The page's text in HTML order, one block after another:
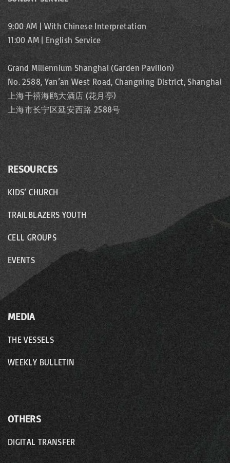
9:00 AM | With Chinese Interpretation
11:00 AM | English Service
Grand Millennium Shanghai (Garden Pavilion)
No. 2588, Yan’an West Road, Changning District, Shanghai
上海千禧海鸥大酒店 (花月亭)
上海市长宁区延安西路 2588号
RESOURCES
KIDS’ CHURCH
TRAILBLAZERS YOUTH
CELL GROUPS
EVENTS
MEDIA
THE VESSELS
WEEKLY BULLETIN
OTHERS
DIGITAL TRANSFER